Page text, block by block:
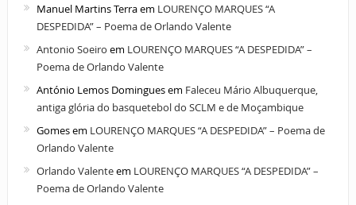
Manuel Martins Terraem LOURENÇO MARQUES “A
DESPEDIDA” – Poema de Orlando Valente
Antonio Soeiro em LOURENÇO MARQUES “A DESPEDIDA” –
Poema de Orlando Valente
António Lemos Dominguesem Faleceu Mário Albuquerque,
antiga glória do basquetebol do SCLM e de Moçambique
Gomesem LOURENÇO MARQUES “A DESPEDIDA” – Poema de
Orlando Valente
Orlando Valenteem LOURENÇO MARQUES “A DESPEDIDA” –
Poema de Orlando Valente